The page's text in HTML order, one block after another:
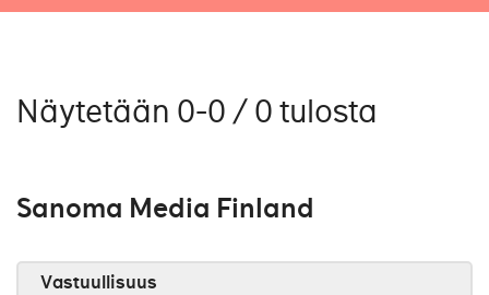
Näytetään 0-0 / 0 tulosta
Sanoma Media Finland
Vastuullisuus